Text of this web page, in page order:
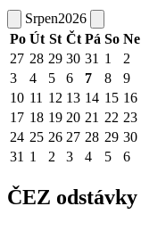
Srpen2026
Po Út St Čt Pá So Ne
27 28 29 30 31 1
2
3
4 5 6 7 8
9
10 11 12 13 14 15 16
17 18 19 20 21 22 23
24 25 26 27 28 29 30
31 1 2 3 4 5 6
ČEZ odstávky